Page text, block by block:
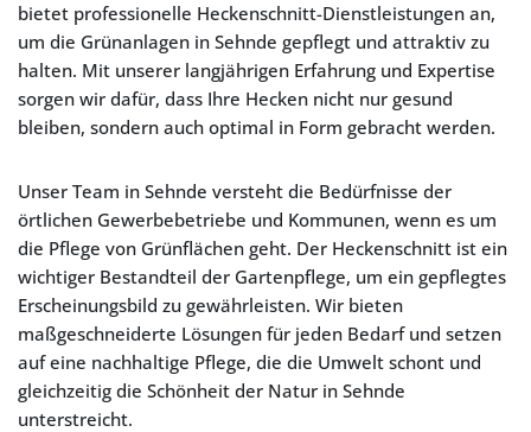
bietet professionelle Heckenschnitt-Dienstleistungen an,
um die Grünanlagen in Sehnde gepflegt und attraktiv zu
halten. Mit unserer langjährigen Erfahrung und Expertise
sorgen wir dafür, dass Ihre Hecken nicht nur gesund
bleiben, sondern auch optimal in Form gebracht werden.
Unser Team in Sehnde versteht die Bedürfnisse der
örtlichen Gewerbebetriebe und Kommunen, wenn es um
die Pflege von Grünflächen geht. Der Heckenschnitt ist ein
wichtiger Bestandteil der Gartenpflege, um ein gepflegtes
Erscheinungsbild zu gewährleisten. Wir bieten
maßgeschneiderte Lösungen für jeden Bedarf und setzen
auf eine nachhaltige Pflege, die die Umwelt schont und
gleichzeitig die Schönheit der Natur in Sehnde
unterstreicht.